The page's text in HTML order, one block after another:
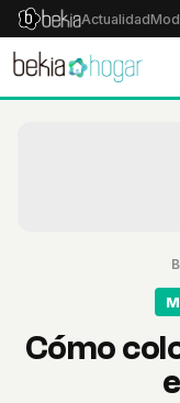
Actualidad
Cómo